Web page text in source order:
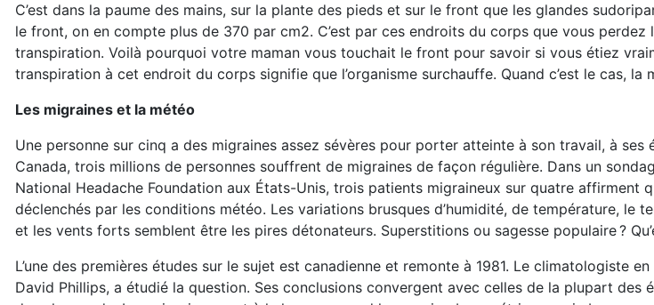
C’est dans la paume des mains, sur la plante des pieds et sur le front que les glandes
le front, on en compte plus de 370 par cm2. C’est par ces endroits du corps que vous perdez
transpiration. Voilà pourquoi votre maman vous touchait le front pour savoir si vous étiez
transpiration à cet endroit du corps signifie que l’organisme surchauffe. Quand c’est le cas, la
Les migraines et la météo
Une personne sur cinq a des migraines assez sévères pour porter atteinte à son travail, à ses
Canada, trois millions de personnes souffrent de migraines de façon régulière. Dans un
National Headache Foundation aux États-­Unis, trois patients migraineux sur quatre affirment
déclenchés par les conditions météo. Les variations brusques d’humidité, de température, le
et les vents forts semblent être les pires détonateurs. Superstitions ou sagesse populaire ?
L’une des premières études sur le sujet est canadienne et remonte à 1981. Le climatologiste
David Phillips, a étudié la question. Ses conclusions convergent avec celles de la plupart des